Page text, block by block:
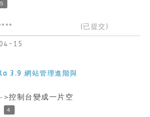
(已提交)
15
3.9 網站管理進階與
>控制台變成一片空
4